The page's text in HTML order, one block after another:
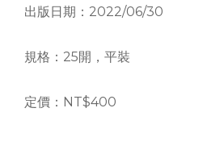
出版日期：2022/06/30
規格：25開，平裝
定價：NT$400